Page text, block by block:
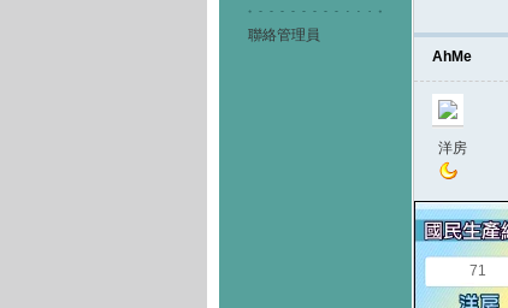
聯絡管理員
AhMe
洋房
71